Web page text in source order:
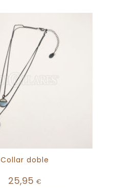
Collar doble
25,95 €